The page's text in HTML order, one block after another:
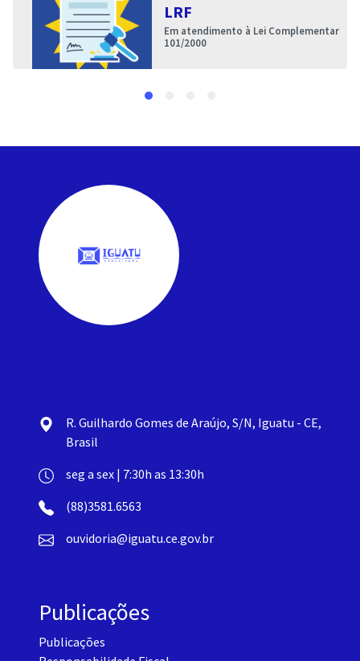
LRF
Em atendimento à Lei Complementar
101/2000
R. Guilhardo Gomes de Araújo, S/N, Iguatu - CE,
Brasil
seg a sex | 7:30h as 13:30h
(88)3581.6563
ouvidoria@iguatu.ce.gov.br
Publicações
Publicações